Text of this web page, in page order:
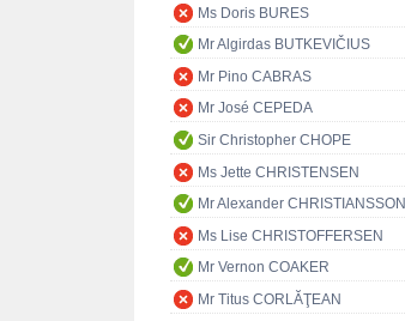
Ms Doris BURES
Mr Algirdas BUTKEVIČIUS
Mr Pino CABRAS
Mr José CEPEDA
Sir Christopher CHOPE
Ms Jette CHRISTENSEN
Mr Alexander CHRISTIANSSON
Ms Lise CHRISTOFFERSEN
Mr Vernon COAKER
Mr Titus CORLĂŢEAN